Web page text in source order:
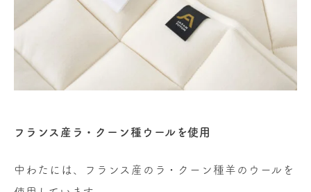
フランス産ラ・クーン種ウールを使用
中わたには、フランス産のラ・クーン種羊のウールを